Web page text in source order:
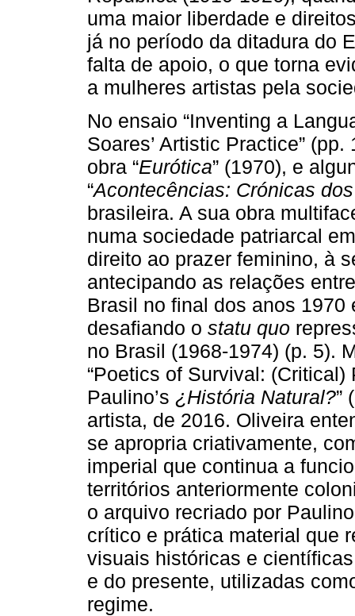
uma maior liberdade e
já no período da ditadura do
falta de apoio, o que torna
a mulheres artistas pela
No ensaio “Inventing a
Soares’ Artistic Practice”
obra “Eurótica” (1970), e
“Acontecências: Crónicas
brasileira. A sua obra
numa sociedade patriarcal
direito ao prazer feminino, à
antecipando as relações
Brasil no final dos anos
desafiando o statu quo
no Brasil (1968-1974) (p. 5).
“Poetics of Survival:
Paulino’s ¿História Natural?”
artista, de 2016. Oliveira
se apropria criativamente,
imperial que continua a
territórios anteriormente
o arquivo recriado por
crítico e prática material que
visuais históricas e
e do presente, utilizadas
regime.